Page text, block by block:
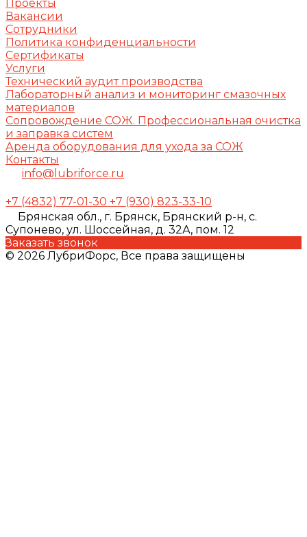
Проекты
Вакансии
Сотрудники
Политика конфиденциальности
Сертификаты
Услуги
Технический аудит производства
Лабораторный анализ и мониторинг смазочных
материалов
Сопровождение СОЖ. Профессиональная очистка
и заправка систем
Аренда оборудования для ухода за СОЖ
Контакты
info@lubriforce.ru
+7 (4832) 77-01-30 +7 (930) 823-33-10
Брянская обл., г. Брянск, Брянский р-н, с.
Супонево, ул. Шоссейная, д. 32А, пом. 12
Заказать звонок
© 2026 ЛубриФорс, Все права защищены